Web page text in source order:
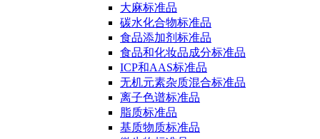
大麻标准品
碳水化合物标准品
食品添加剂标准品
食品和化妆品成分标准品
ICP和AAS标准品
无机元素杂质混合标准品
离子色谱标准品
脂质标准品
基质物质标准品